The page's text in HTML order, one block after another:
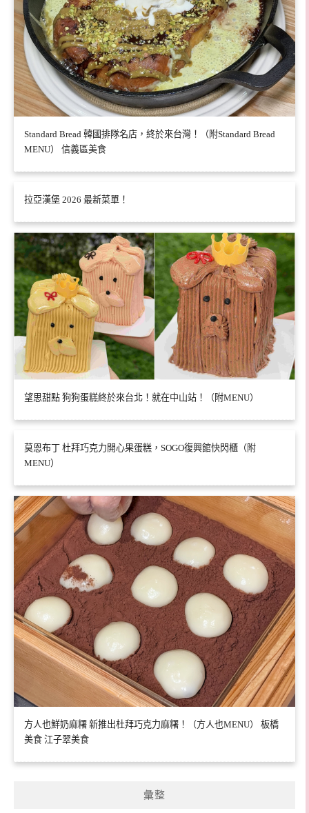
Standard Bread 韓國排隊名店，終於來台灣！（附Standard Bread
MENU） 信義區美食
拉亞漢堡 2026 最新菜單！
望思甜點 狗狗蛋糕終於來台北！就在中山站！（附MENU）
莫恩布丁 杜拜巧克力開心果蛋糕，SOGO復興館快閃櫃（附
MENU）
方人也鮮奶麻糬 新推出杜拜巧克力麻糬！（方人也MENU） 板橋
美食 江子翠美食
彙整